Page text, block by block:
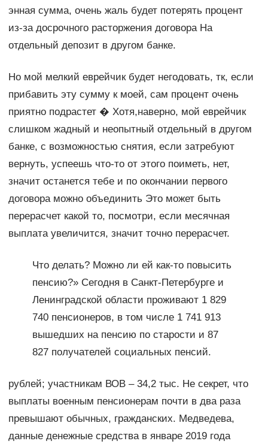
энная сумма, очень жаль будет потерять процент
из-за досрочного расторжения договора На
отдельный депозит в другом банке.
Но мой мелкий еврейчик будет негодовать, тк, если
прибавить эту сумму к моей, сам процент очень
приятно подрастет � Хотя,наверно, мой еврейчик
слишком жадный и неопытный отдельный в другом
банке, с возможностью снятия, если затребуют
вернуть, успеешь что-то от этого поиметь, нет,
значит останется тебе и по окончании первого
договора можно объединить Это может быть
перерасчет какой то, посмотри, если месячная
выплата увеличится, значит точно перерасчет.
Что делать? Можно ли ей как-то повысить
пенсию?» Сегодня в Санкт-Петербурге и
Ленинградской области проживают 1 829
740 пенсионеров, в том числе 1 741 913
вышедших на пенсию по старости и 87
827 получателей социальных пенсий.
рублей; участникам ВОВ – 34,2 тыс. Не секрет, что
выплаты военным пенсионерам почти в два раза
превышают обычных, гражданских. Медведева,
данные денежные средства в январе 2019 года